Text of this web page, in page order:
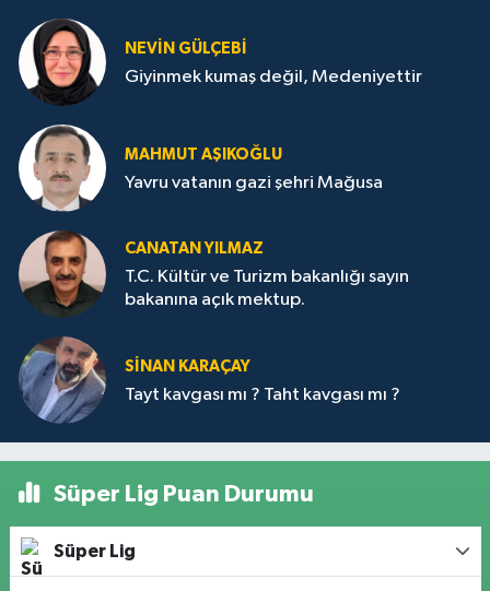
NEVİN GÜLÇEBİ
Giyinmek kumaş değil, Medeniyettir
MAHMUT AŞIKOĞLU
Yavru vatanın gazi şehri Mağusa
CANATAN YILMAZ
T.C. Kültür ve Turizm bakanlığı sayın
bakanına açık mektup.
SİNAN KARAÇAY
Tayt kavgası mı ? Taht kavgası mı ?
Süper Lig Puan Durumu
Süper Lig